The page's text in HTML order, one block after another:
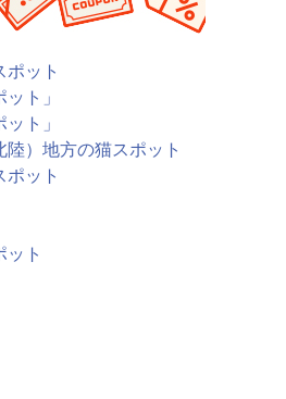
ット
ト」
ト」
）地方の猫スポット
ット
ト